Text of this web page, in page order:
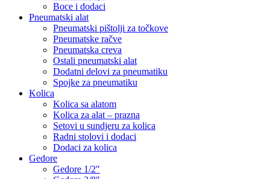
Boce i dodaci
Pneumatski alat
Pneumatski pištolji za točkove
Pneumatske račve
Pneumatska creva
Ostali pneumatski alat
Dodatni delovi za pneumatiku
Spojke za pneumatiku
Kolica
Kolica sa alatom
Kolica za alat – prazna
Setovi u sundjeru za kolica
Radni stolovi i dodaci
Dodaci za kolica
Gedore
Gedore 1/2″